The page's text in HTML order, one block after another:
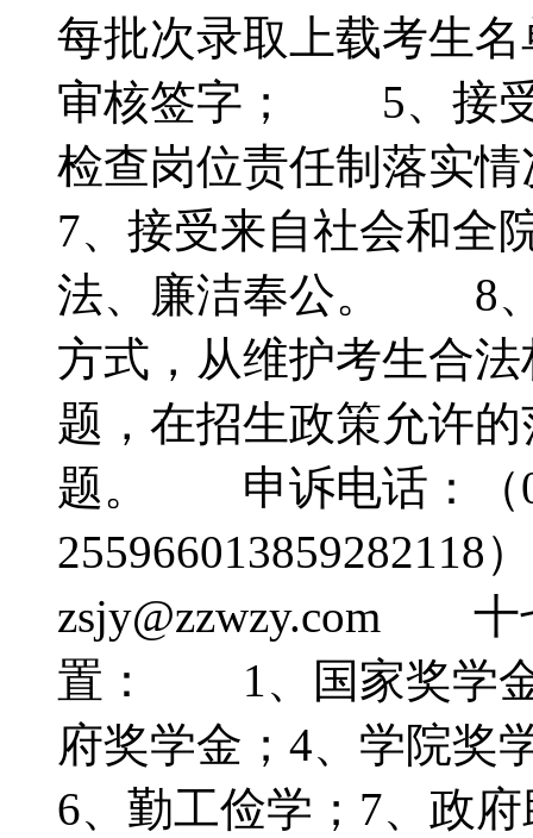
每批次录取上载考生
审核签字； 5、接
检查岗位责任制落
7、接受来自社会和全
法、廉洁奉公。 8、
方式，从维护考生合
题，在招生政策允许
题。 申诉电话：（
zsjy@zzwzy.com 十
置： 1、国家奖学金
府奖学金；4、学院
6、勤工俭学；7、政